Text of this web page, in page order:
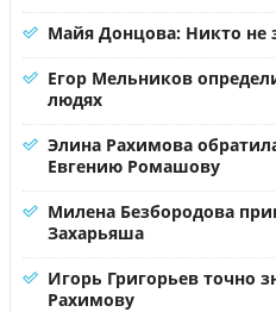
Майя Донцова: Никто не
Егор Мельников
людях
Элина Рахимова
Евгению Ромашову
Милена Безбородова
Захарьяша
Игорь Григорьев точно
Рахимову